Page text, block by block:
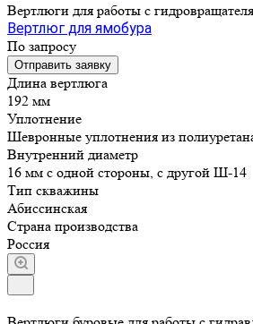
Вертлюги для работы с
Вертлюг для ямобура
По запросу
Отправить заявку
Длина вертлюга
192 мм
Уплотнение
Шевронные уплотнения из
Внутренний диаметр
16 мм с одной стороны, с другой Ш-14
Тип скважины
Абиссинская
Страна производства
Россия